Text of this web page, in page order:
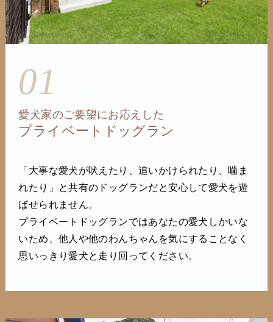
01
愛犬家のご要望にお応えした
プライベートドッグラン
「大事な愛犬が吠えたり、追いかけられたり、噛ま
れたり」と共有のドッグランだと安心して愛犬を遊
ばせられません。
プライベートドッグランではあなたの愛犬しかいな
いため、他人や他のわんちゃんを気にすることなく
思いっきり愛犬と走り回ってください。